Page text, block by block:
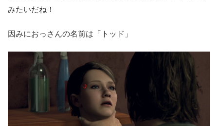
みたいだね！
因みにおっさんの名前は「トッド」